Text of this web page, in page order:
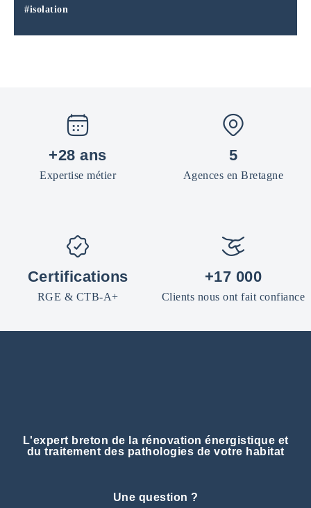
#isolation
+28 ans
Expertise métier
5
Agences en Bretagne
Certifications
RGE & CTB-A+
+17 000
Clients nous ont fait confiance
L'expert breton de la rénovation énergistique et
du traitement des pathologies de votre habitat
Une question ?